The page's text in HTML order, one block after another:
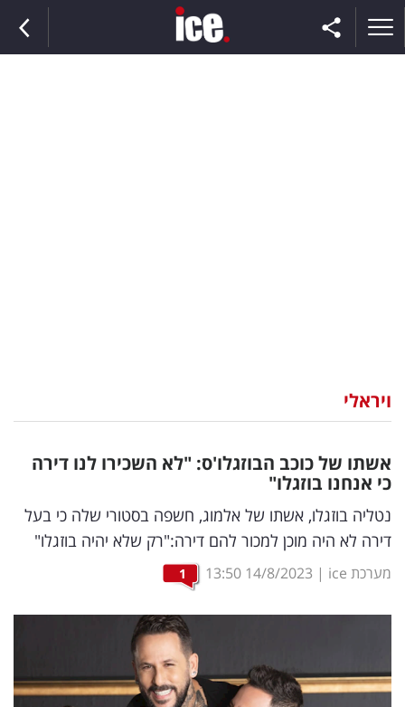
וצרכנות
דיגיטל
וטק
שיווק
ופרסום
משפט
מדדים
ומחקרים
ויראלי
אשתו של כוכב הבוזגלו'ס: "לא השכירו לנו דירה
כי אנחנו בוזגלו"
נטליה בוזגלו, אשתו של אלמוג, חשפה בסטורי שלה כי בעל
דירה לא היה מוכן למכור להם דירה:"רק שלא יהיה בוזגלו"
מערכת ice |
14/8/2023
13:50
1